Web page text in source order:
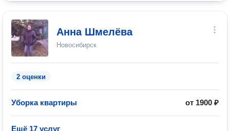
Анна Шмелёва
Новосибирск
2 оценки
Уборка квартиры от 1900 ₽
Ещё 17 услуг